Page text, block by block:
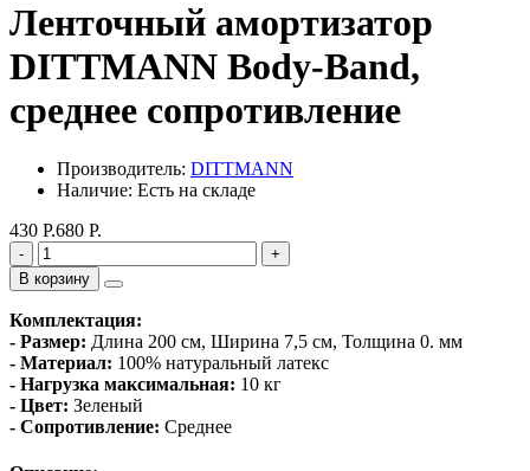
Ленточный амортизатор
DITTMANN Body-Band,
среднее сопротивление
Производитель: DITTMANN
Наличие: Есть на складе
430 Р.680 Р.
-
+
В корзину
Комплектация:
- Размер: Длина 200 см, Ширина 7,5 см, Толщина 0. мм
- Материал: 100% натуральный латекс
- Нагрузка максимальная: 10 кг
- Цвет: Зеленый
- Сопротивление: Среднее